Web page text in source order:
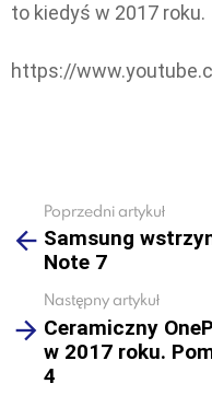
to kiedyś w 2017 roku.
https://
more
Poprzedni artykuł
Samsung
Note 7
Następny artykuł
Ceramiczny
w 2017 roku.
4